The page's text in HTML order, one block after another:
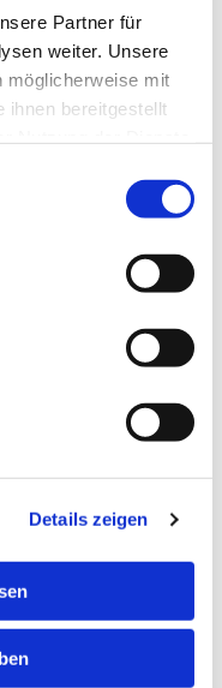
Partner für
weiter. Unsere
möglicherweise mit
ihnen bereitgestellt
Details zeigen
2018